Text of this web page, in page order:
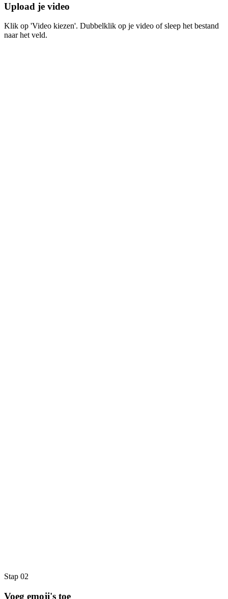
Upload je video
Klik op 'Video kiezen'. Dubbelklik op je video of sleep het bestand
naar het veld.
Stap 02
Voeg emoji's toe